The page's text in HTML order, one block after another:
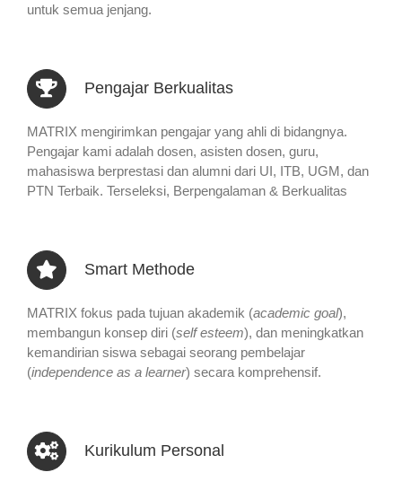
untuk semua jenjang.
Pengajar Berkualitas
MATRIX mengirimkan pengajar yang ahli di bidangnya.
Pengajar kami adalah dosen, asisten dosen, guru,
mahasiswa berprestasi dan alumni dari UI, ITB, UGM, dan
PTN Terbaik. Terseleksi, Berpengalaman & Berkualitas
Smart Methode
MATRIX fokus pada tujuan akademik (academic goal),
membangun konsep diri (self esteem), dan meningkatkan
kemandirian siswa sebagai seorang pembelajar
(independence as a learner) secara komprehensif.
Kurikulum Personal